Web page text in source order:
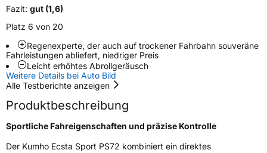
NasshaftungA
Rollgeräusch (Klasse)B
Rollgeräusch (dB)72
FahrzeugklasseC1
3PMSF / Schneeflockensymbol / Alpine-SymbolNein
Fazit: gut (1,6)
Platz 6 von 20
Regenexperte, der auch auf trockener Fahrbahn souveräne
Fahrleistungen abliefert, niedriger Preis
Leicht erhöhtes Abrollgeräusch
Weitere Details bei Auto Bild
Alle Testberichte anzeigen
Produktbeschreibung
Sportliche Fahreigenschaften und präzise Kontrolle
Der Kumho Ecsta Sport PS72 kombiniert ein direktes